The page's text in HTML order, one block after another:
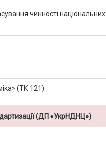
чинності національних
(ТК 121)
(ДП «УкрНДНЦ»)